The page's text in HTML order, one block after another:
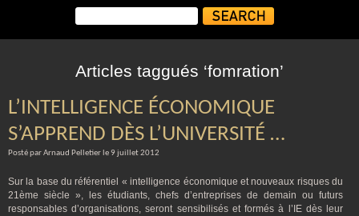
Articles taggués ‘fomration’
L’INTELLIGENCE ÉCONOMIQUE
S’APPREND DÈS L’UNIVERSITÉ …
Posté par Arnaud Pelletier le 9 juillet 2012
Sur la base du référentiel « intelligence économique et nouveaux risques du
21ème siècle », les étudiants, chefs d’entreprises de demain ou futurs
responsables d’organisations, seront sensibilisés et formés à l’IE dès leur